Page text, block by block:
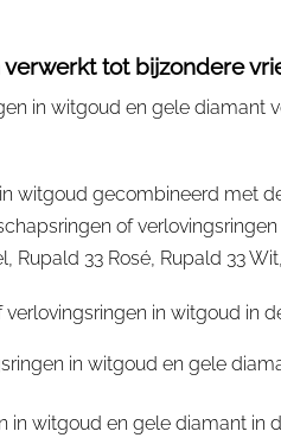
tot bijzondere
in witgoud en gele diamant
witgoud gecombineerd met
of
33 Rosé, Rupald 33
in witgoud in
in witgoud en gele
witgoud en gele diamant